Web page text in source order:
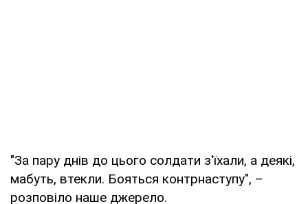
"За пару днів до цього солдати з'їхали, а деякі,
мабуть, втекли. Бояться контрнаступу", –
розповіло наше джерело.